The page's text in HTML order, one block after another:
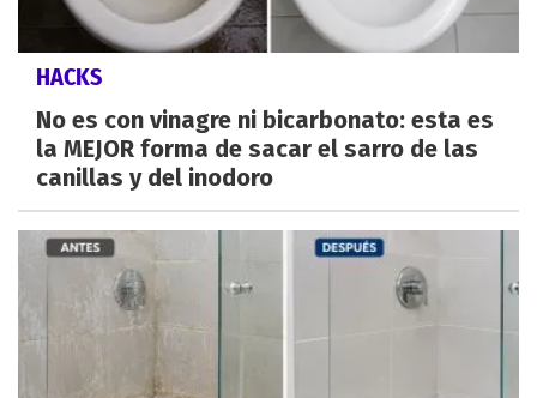
HACKS
No es con vinagre ni bicarbonato: esta es
la MEJOR forma de sacar el sarro de las
canillas y del inodoro